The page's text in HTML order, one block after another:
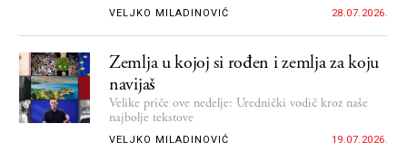
VELJKO MILADINOVIĆ 28.07.2026.
Zemlja u kojoj si rođen i zemlja za koju
navijaš
Velike priče ove nedelje: Urednički vodič kroz naše
najbolje tekstove
VELJKO MILADINOVIĆ 19.07.2026.